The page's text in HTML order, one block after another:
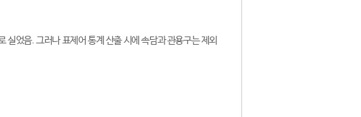
실었음. 그러나 표제어 통계 산출 시에 속담과 관용구는 제외